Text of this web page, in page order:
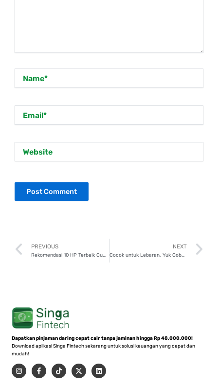
Prev
PREVIOUS
Rekomendasi 10 HP Terbaik Cuma 2 Jutaan!
NEXT
Cocok untuk Lebaran, Yuk Coba Resep Mudah Kare Daging!
Dapatkan pinjaman daring cepat cair tanpa jaminan hingga Rp 48.000.000!
Download aplikasi Singa Fintech sekarang untuk solusi keuangan yang cepat dan
mudah!
I
n
s
F
a
c
T
i
k
X
-
t
L
i
n